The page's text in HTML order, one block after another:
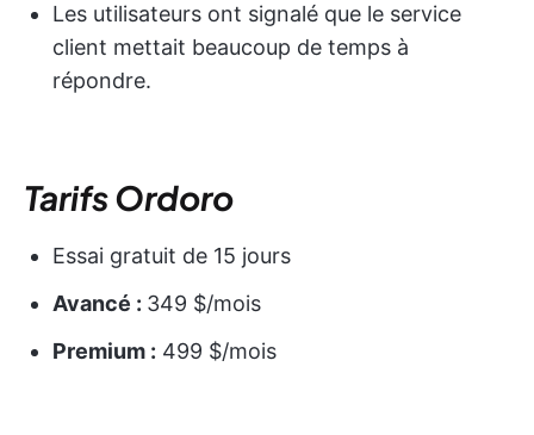
Les utilisateurs ont signalé que le service
client mettait beaucoup de temps à
répondre.
Tarifs Ordoro
Essai gratuit de 15 jours
Avancé : 349 $/mois
Premium : 499 $/mois